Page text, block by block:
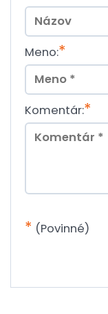
Meno:*
Komentár:*
* (Povinné)